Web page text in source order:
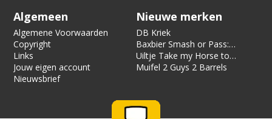
Algemeen
Algemene Voorwaarden
Copyright
Links
Jouw eigen account
Nieuwsbrief
Nieuwe merken
DB Kriek
Baxbier Smash or Pass:
Strata
Uiltje Take my Horse to
the Hotel Room
Muifel 2 Guys 2 Barrels